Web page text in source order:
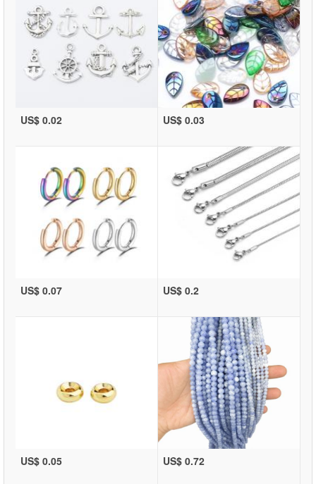
US$ 0.02 US$ 0.03
US$ 0.07 US$ 0.2
US$ 0.05 US$ 0.72